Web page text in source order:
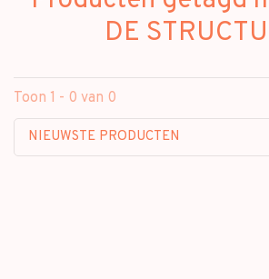
DE
Toon 1 - 0 van 0
NIEUWSTE PRODUCTEN